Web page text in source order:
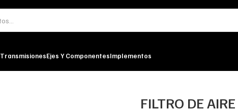
TransmisionesEjes Y ComponentesImplementos
FILTRO DE